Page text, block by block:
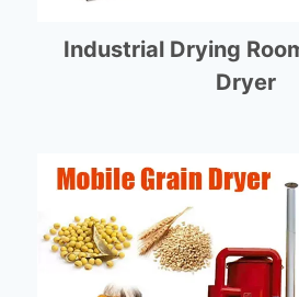
Industrial Drying
Dryer